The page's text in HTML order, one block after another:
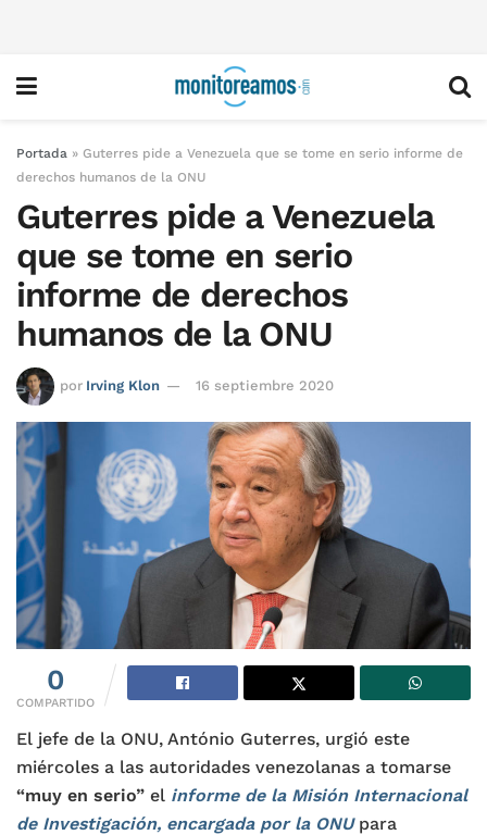
Portada » Guterres pide a Venezuela que se tome en serio informe de
derechos humanos de la ONU
Guterres pide a Venezuela
que se tome en serio
informe de derechos
humanos de la ONU
por Irving Klon 16 septiembre 2020
0
COMPARTIDO
El jefe de la ONU, António Guterres, urgió este
miércoles a las autoridades venezolanas a tomarse
“muy en serio” el informe de la Misión Internacional
de Investigación, encargada por la ONUpara